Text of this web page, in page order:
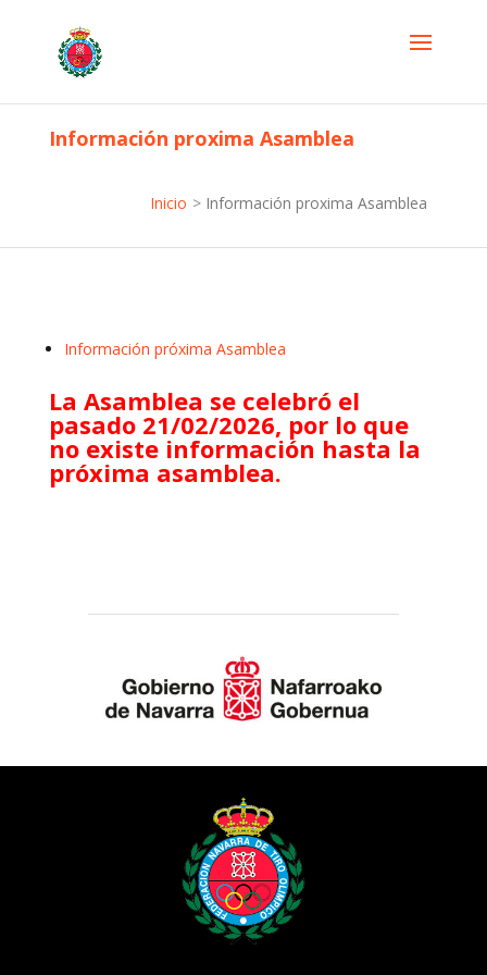
Información proxima Asamblea
Inicio > Información proxima Asamblea
Información próxima Asamblea
La Asamblea se celebró el
pasado 21/02/2026, por lo que
no existe información hasta la
próxima asamblea.